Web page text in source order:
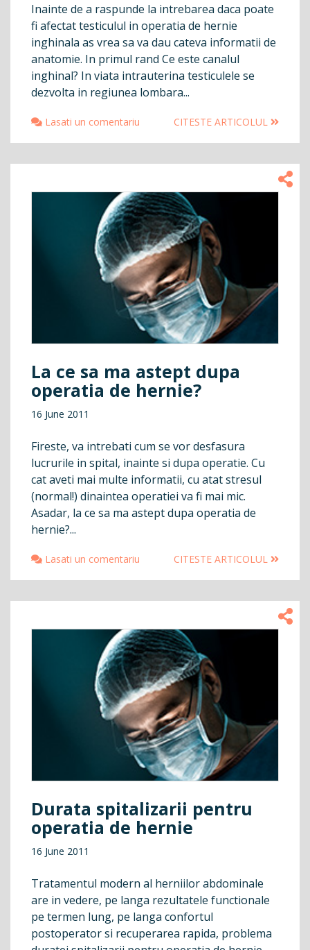
Inainte de a raspunde la intrebarea daca poate
fi afectat testiculul in operatia de hernie
inghinala as vrea sa va dau cateva informatii de
anatomie. In primul rand Ce este canalul
inghinal? In viata intrauterina testiculele se
dezvolta in regiunea lombara...
Lasati un comentariu CITESTE ARTICOLUL
La ce sa ma astept dupa
operatia de hernie?
16 June 2011
Fireste, va intrebati cum se vor desfasura
lucrurile in spital, inainte si dupa operatie. Cu
cat aveti mai multe informatii, cu atat stresul
(normal!) dinaintea operatiei va fi mai mic.
Asadar, la ce sa ma astept dupa operatia de
hernie?...
Lasati un comentariu CITESTE ARTICOLUL
Durata spitalizarii pentru
operatia de hernie
16 June 2011
Tratamentul modern al herniilor abdominale
are in vedere, pe langa rezultatele functionale
pe termen lung, pe langa confortul
postoperator si recuperarea rapida, problema